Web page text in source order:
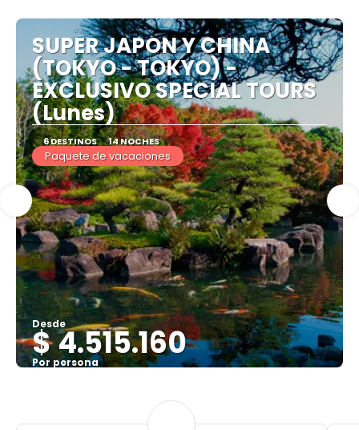
SUPER JAPON Y CHINA
(TOKYO - TOKYO) -
EXCLUSIVO SPECIAL TOURS
(Lunes)
6 DESTINOS 14 NOCHES
Paquete de vacaciones
Desde
$ 4.515.160
Por persona